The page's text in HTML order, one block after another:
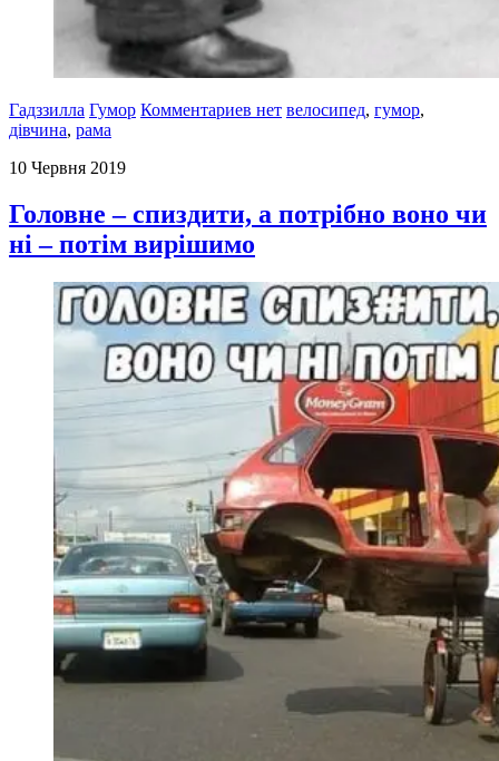
Гадззилла Гумор Комментариев нет велосипед, гумор,
дівчина, рама
10 Червня 2019
Головне – спиздити, а потрібно воно чи
ні – потім вирішимо